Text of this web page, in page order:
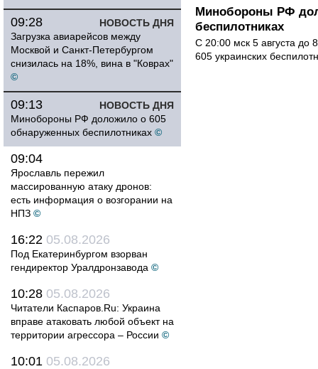
НОВОСТЬ ДНЯ
09:28
Загрузка авиарейсов между
Москвой и Санкт-Петербургом
снизилась на 18%, вина в "Коврах"
©
НОВОСТЬ ДНЯ
09:13
Минобороны РФ доложило о 605
обнаруженных беспилотниках ©
09:04
Ярославль пережил
массированную атаку дронов:
есть информация о возгорании на
НПЗ ©
16:22 05.08.2026
Под Екатеринбургом взорван
гендиректор Уралдронзавода ©
10:28 05.08.2026
Читатели Каспаров.Ru: Украина
вправе атаковать любой объект на
территории агрессора – России ©
10:01 05.08.2026
Минобороны РФ
беспилотниках
С 20:00 мск 5 августа до
605 украинских